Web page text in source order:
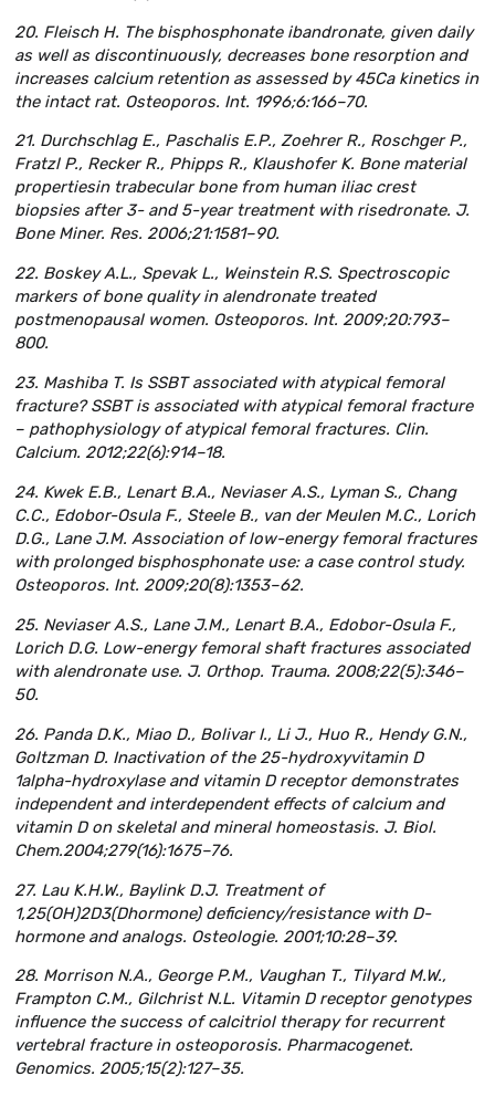
20. Fleisch H. The bisphosphonate ibandronate, given daily
as well as discontinuously, decreases bone resorption and
increases calcium retention as assessed by 45Ca kinetics in
the intact rat. Osteoporos. Int. 1996;6:166–70.
21. Durchschlag E., Paschalis E.P., Zoehrer R., Roschger P.,
Fratzl P., Recker R., Phipps R., Klaushofer K. Bone material
propertiesin trabecular bone from human iliac crest
biopsies after 3- and 5-year treatment with risedronate. J.
Bone Miner. Res. 2006;21:1581–90.
22. Boskey A.L., Spevak L., Weinstein R.S. Spectroscopic
markers of bone quality in alendronate treated
postmenopausal women. Osteoporos. Int. 2009;20:793–
800.
23. Mashiba T. Is SSBT associated with atypical femoral
fracture? SSBT is associated with atypical femoral fracture
– pathophysiology of atypical femoral fractures. Clin.
Calcium. 2012;22(6):914–18.
24. Kwek E.B., Lenart B.A., Neviaser A.S., Lyman S., Chang
C.C., Edobor-Osula F., Steele B., van der Meulen M.C., Lorich
D.G., Lane J.M. Association of low-energy femoral fractures
with prolonged bisphosphonate use: a case control study.
Osteoporos. Int. 2009;20(8):1353–62.
25. Neviaser A.S., Lane J.M., Lenart B.A., Edobor-Osula F.,
Lorich D.G. Low-energy femoral shaft fractures associated
with alendronate use. J. Orthop. Trauma. 2008;22(5):346–
50.
26. Panda D.K., Miao D., Bolivar I., Li J., Huo R., Hendy G.N.,
Goltzman D. Inactivation of the 25-hydroxyvitamin D
1alpha-hydroxylase and vitamin D receptor demonstrates
independent and interdependent effects of calcium and
vitamin D on skeletal and mineral homeostasis. J. Biol.
Chem.2004;279(16):1675–76.
27. Lau K.H.W., Baylink D.J. Treatment of
1,25(OH)2D3(Dhormone) deficiency/resistance with D-
hormone and analogs. Osteologie. 2001;10:28–39.
28. Morrison N.A., George P.M., Vaughan T., Tilyard M.W.,
Frampton C.M., Gilchrist N.L. Vitamin D receptor genotypes
influence the success of calcitriol therapy for recurrent
vertebral fracture in osteoporosis. Pharmacogenet.
Genomics. 2005;15(2):127–35.